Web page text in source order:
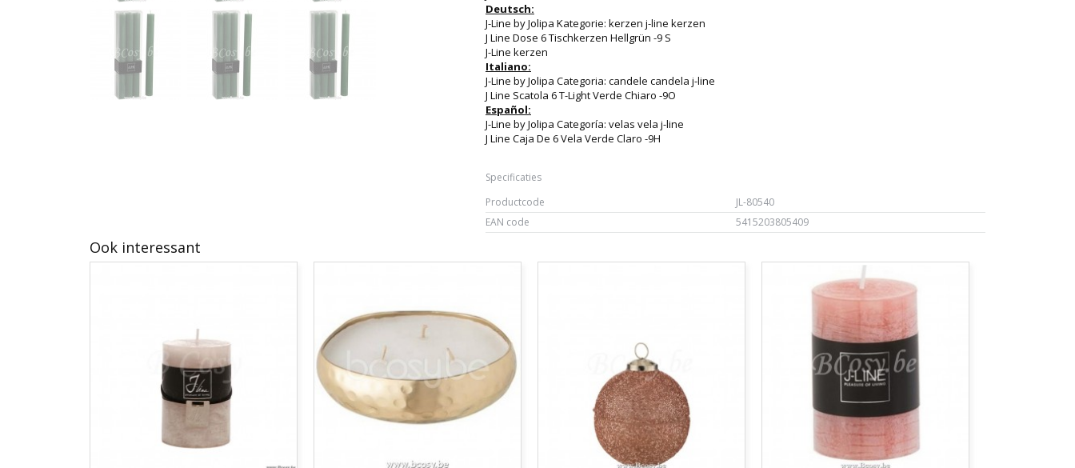
Deutsch:
J-Line by Jolipa Kategorie: kerzen j-line kerzen
J Line Dose 6 Tischkerzen Hellgrün -9 S
J-Line kerzen
Italiano:
J-Line by Jolipa Categoria: candele candela j-line
J Line Scatola 6 T-Light Verde Chiaro -9O
Español:
J-Line by Jolipa Categoría: velas vela j-line
J Line Caja De 6 Vela Verde Claro -9H
Specificaties
Productcode
JL-80540
EAN code
5415203805409
Ook interessant